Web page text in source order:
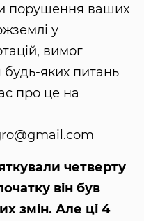
порушення ваших
у
вимог
яких питань
про це на
четверту
він був
змін. Але ці 4